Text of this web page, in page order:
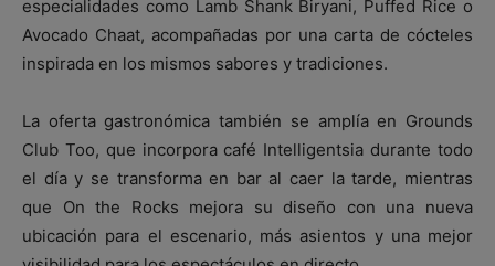
especialidades como Lamb Shank Biryani, Puffed Rice o
Avocado Chaat, acompañadas por una carta de cócteles
inspirada en los mismos sabores y tradiciones.
La oferta gastronómica también se amplía en Grounds
Club Too, que incorpora café Intelligentsia durante todo
el día y se transforma en bar al caer la tarde, mientras
que On the Rocks mejora su diseño con una nueva
ubicación para el escenario, más asientos y una mejor